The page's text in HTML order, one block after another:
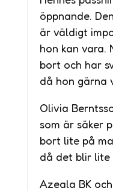
öppnande.
är väldigt
hon kan vara.
bort och har
då hon gärna
Olivia
som är säker
bort lite på
då det blir lite
Azeala BK